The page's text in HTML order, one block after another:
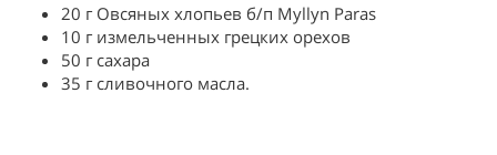
20 г Овсяных хлопьев б/п Myllyn Paras
10 г измельченных грецких орехов
50 г сахара
35 г сливочного масла.